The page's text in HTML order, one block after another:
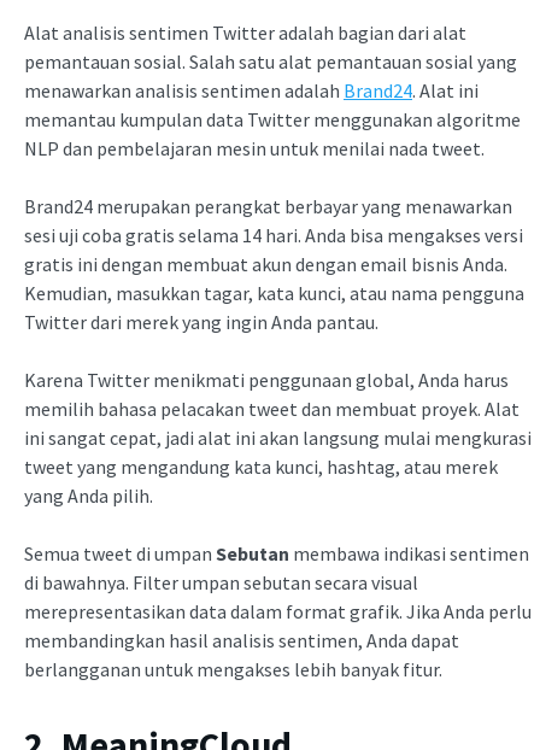
Alat analisis sentimen Twitter adalah bagian dari alat
pemantauan sosial. Salah satu alat pemantauan sosial yang
menawarkan analisis sentimen adalah Brand24. Alat ini
memantau kumpulan data Twitter menggunakan algoritme
NLP dan pembelajaran mesin untuk menilai nada tweet.
Brand24 merupakan perangkat berbayar yang menawarkan
sesi uji coba gratis selama 14 hari. Anda bisa mengakses versi
gratis ini dengan membuat akun dengan email bisnis Anda.
Kemudian, masukkan tagar, kata kunci, atau nama pengguna
Twitter dari merek yang ingin Anda pantau.
Karena Twitter menikmati penggunaan global, Anda harus
memilih bahasa pelacakan tweet dan membuat proyek. Alat
ini sangat cepat, jadi alat ini akan langsung mulai mengkurasi
tweet yang mengandung kata kunci, hashtag, atau merek
yang Anda pilih.
Semua tweet di umpan Sebutan membawa indikasi sentimen
di bawahnya. Filter umpan sebutan secara visual
merepresentasikan data dalam format grafik. Jika Anda perlu
membandingkan hasil analisis sentimen, Anda dapat
berlangganan untuk mengakses lebih banyak fitur.